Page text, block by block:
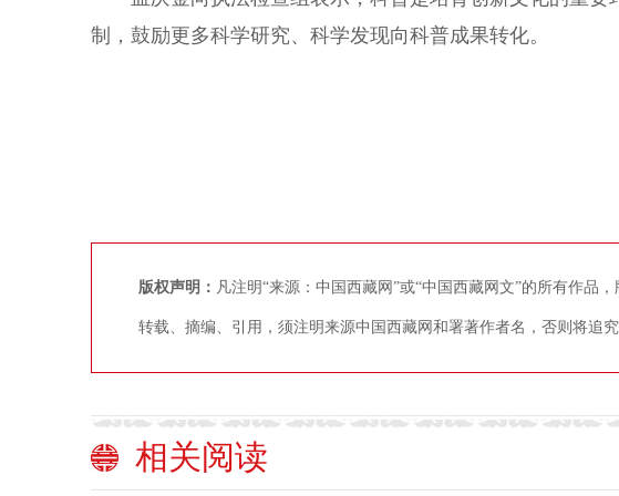
制，鼓励更多科学研究、科学发现向科普成果转化。
版权声明： 凡注明“来源：中国西藏网”或“中国西藏网文”的所有作品
转载、摘编、引用，须注明来源中国西藏网和署著作者名，否则将追究
相关阅读